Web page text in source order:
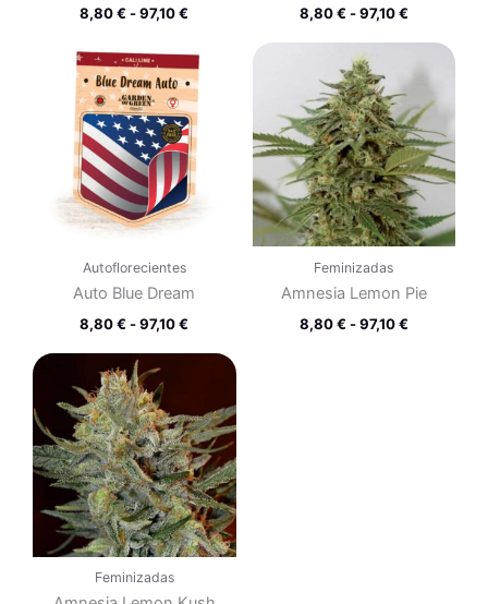
8,80€ - 97,10€ 8,80€ - 97,10€
Autoflorecientes
Auto Blue Dream
8,80€ - 97,10€
Rango
de
precios:
desde
8,80 €
hasta
97,10 €
Feminizadas
Amnesia Lemon Pie
8,80€ - 97,10€
Rango
precios:
desde
8,80 €
hasta
97,10 €
Feminizadas
Rango
desde
8,80 €
hasta
97,10 €